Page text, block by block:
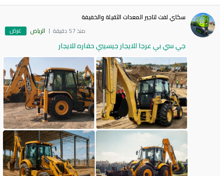
سكاي لفت لتاجير المعدات الثقيلة والخفيفة
منذ 57 دقيقة
الرياض عرض
جي سي بي عرجا للايجار جيسيبي حفاره للايجار